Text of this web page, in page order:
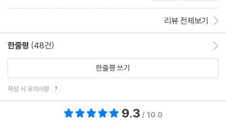
리뷰 전체보기
한줄평 (48건)
한줄평 쓰기
작성 시 유의사항
9.3 / 10.0